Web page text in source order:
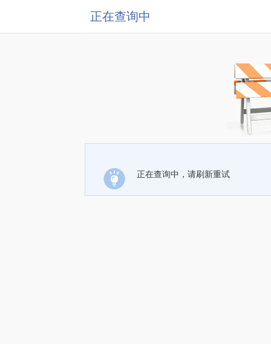
正在查询中
正在查询中，请刷新重试